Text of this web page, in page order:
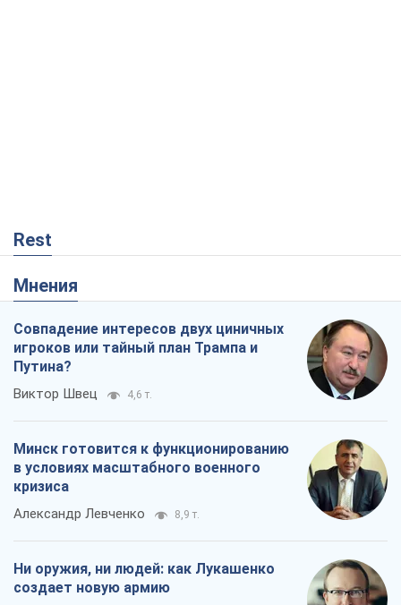
Rest
Мнения
Совпадение интересов двух циничных
игроков или тайный план Трампа и
Путина?
Виктор Швец 4,6 т.
Минск готовится к функционированию
в условиях масштабного военного
кризиса
Александр Левченко 8,9 т.
Ни оружия, ни людей: как Лукашенко
создает новую армию